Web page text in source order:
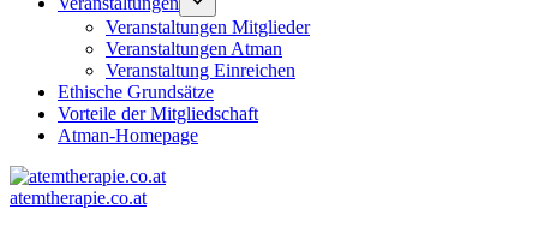
Veranstaltungen Mitglieder
Veranstaltungen Atman
Veranstaltung Einreichen
Ethische Grundsätze
Vorteile der Mitgliedschaft
Atman-Homepage
atemtherapie.co.at